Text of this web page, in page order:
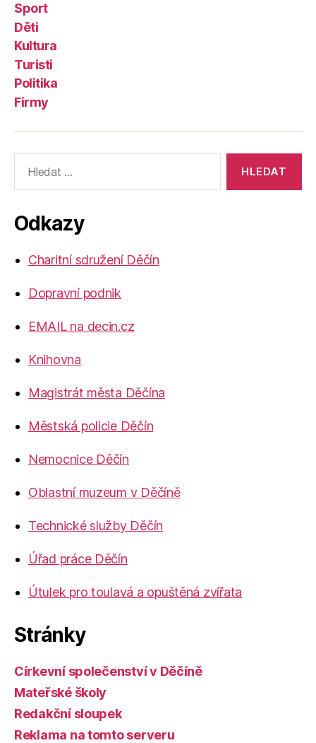
Sport
Děti
Kultura
Turisti
Politika
Firmy
vyhledávání:
Odkazy
Charitní sdružení Děčín
Dopravní podnik
EMAIL na decin.cz
Knihovna
Magistrát města Děčína
Městská policie Děčín
Nemocnice Děčín
Oblastní muzeum v Děčíně
Technické služby Děčín
Úřad práce Děčín
Útulek pro toulavá a opuštěná zvířata
Stránky
Církevní společenství v Děčíně
Mateřské školy
Redakční sloupek
Reklama na tomto serveru